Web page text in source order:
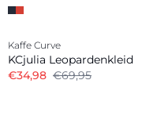
-50%
Kaffe Curve
KCjulia Leopardenkleid
€34,98 €69,95